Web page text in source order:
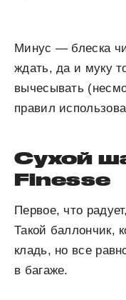
Минус — блеска
ждать, да и муку
вычесывать
правил
Сухой
Finesse
Первое, что
Такой баллончик,
кладь, но все
в багаже.